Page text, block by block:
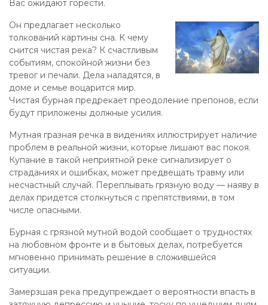
Вас ожидают горести.
Он предлагает несколько
толкований картины сна. К чему
снится чистая река? К счастливым
событиям, спокойной жизни без
тревог и печали. Дела наладятся, в
доме и семье воцарится мир.
Чистая бурная предрекает преодоление препонов, если
будут приложены должные усилия.
Мутная гразная речка в видениях иллюстрирует наличие
проблем в реальной жизни, которые лишают вас покоя.
Купание в такой неприятной реке сигнализирует о
страданиях и ошибках, может предвещать травму или
несчастный случай. Переплывать грязную воду — наяву в
делах придется столкнуться с препятствиями, в том
числе опасными.
Бурная с грязной мутной водой сообщает о трудностях
на любовном фронте и в бытовых делах, потребуется
мгновенно принимать решение в сложившейся
ситуации.
Замерзшая река предупреждает о вероятности впасть в